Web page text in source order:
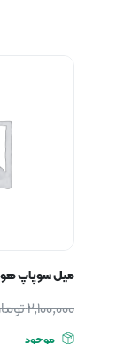
میل سوپاپ هوا ام وی
2,100,000
موجود